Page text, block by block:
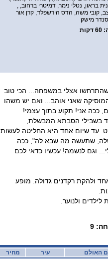
בראון, נטלי נימר, דמיטרי ברחוב, ,
קובי משה, הדס הירשפלד, קרן אור
מישק
: 60 דקות
אצלי במשפחה... הכי טוב
שאני אוהב... ואם יש משהו
ככה אני! תקוע בתוך עצמי!
בשבילי הסבתא המבשלת,
עד שיום אחד היא החליטה לעשות
שלה, שתעשה מה שבא לה", ככה
וגם לנשמה! עכשיו כדאי לכם
ולהקת רקדנים גדולה. מופע
ולנוער.
מחיר עיר האולם